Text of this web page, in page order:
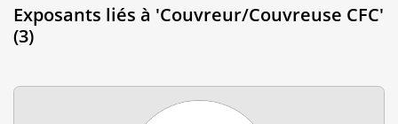
Exposants liés à 'Couvreur/Couvreuse CFC'
(3)